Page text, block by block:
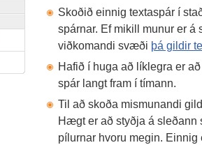
Skoðið einnig textaspár í
spárnar. Ef mikill munur er á
viðkomandi svæði þá gildir
Hafið í huga að líklegra er
spár langt fram í tímann.
Til að skoða mismunandi
Hægt er að styðja á sleðann
pílurnar hvoru megin.